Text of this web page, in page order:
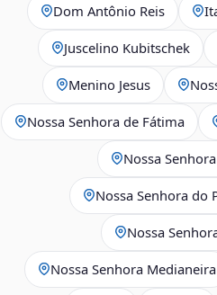
Dom Antônio Reis
Juscelino Kubitschek
Menino Jesus
Nossa Senhora de Fátima
Nossa
Nossa Senhora do
Nossa
Nossa Senhora Medianeira